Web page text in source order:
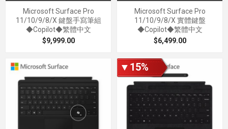
Microsoft Surface Pro
11/10/9/8/X 鍵盤手寫筆組
◆Copilot◆繁體中文
$9,999.00
Microsoft Surface Pro
11/10/9/8/X 實體鍵盤
◆Copilot◆繁體中文
$6,499.00
▼15%